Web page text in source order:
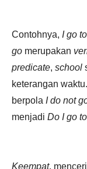
Contohnya, I go
go merupakan
predicate, school
keterangan
berpola I do not
menjadi Do I go
Keempat,